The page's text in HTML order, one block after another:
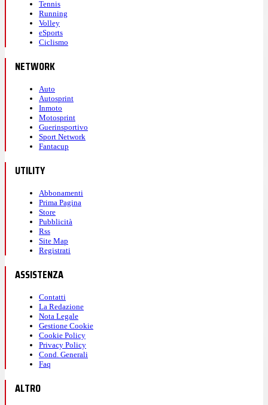
Tennis
Running
Volley
eSports
Ciclismo
NETWORK
Auto
Autosprint
Inmoto
Motosprint
Guerinsportivo
Sport Network
Fantacup
UTILITY
Abbonamenti
Prima Pagina
Store
Pubblicità
Rss
Site Map
Registrati
ASSISTENZA
Contatti
La Redazione
Nota Legale
Gestione Cookie
Cookie Policy
Privacy Policy
Cond. Generali
Faq
ALTRO